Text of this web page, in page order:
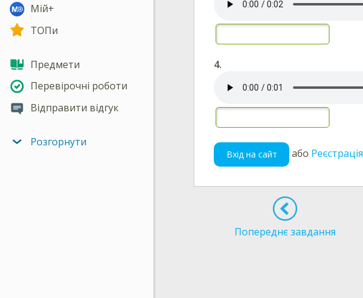
Мій+
ТОПи
Предмети
Перевірочні роботи
Відправити відгук
Розгорнути
4.
Вхід на сайт або Реєстрація
Попереднє завдання